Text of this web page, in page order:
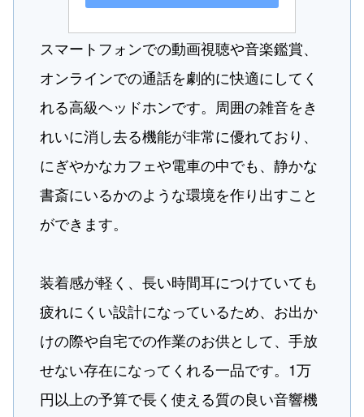
スマートフォンでの動画視聴や音楽鑑賞、
オンラインでの通話を劇的に快適にしてく
れる高級ヘッドホンです。周囲の雑音をき
れいに消し去る機能が非常に優れており、
にぎやかなカフェや電車の中でも、静かな
書斎にいるかのような環境を作り出すこと
ができます。
装着感が軽く、長い時間耳につけていても
疲れにくい設計になっているため、お出か
けの際や自宅での作業のお供として、手放
せない存在になってくれる一品です。1万
円以上の予算で長く使える質の良い音響機